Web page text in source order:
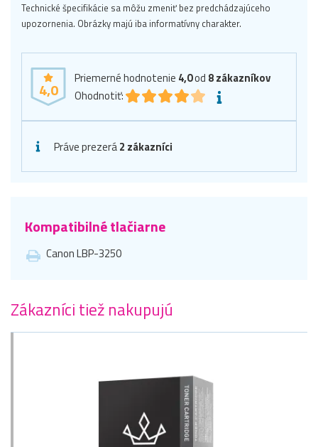
Technické špecifikácie sa môžu zmeniť bez predchádzajúceho
upozornenia. Obrázky majú iba informatívny charakter.
4,0
Priemerné hodnotenie 4,0od 8zákazníkov
Ohodnotiť:
Práve prezerá2 zákazníci
Kompatibilné tlačiarne
Canon LBP-3250
Zákazníci tiež nakupujú